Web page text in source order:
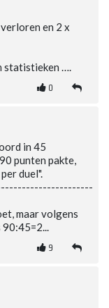
en 2 x
statistieken ….
0
in 45
punten pakte,
duel".
maar volgens
90:45=2...
9